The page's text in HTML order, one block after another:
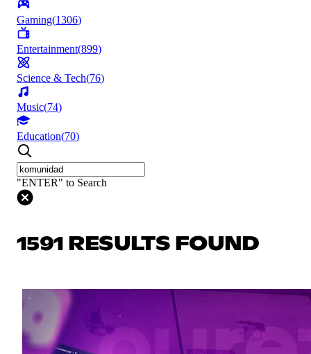
Gaming(1306)
Entertainment(899)
Science & Tech(76)
Music(74)
Education(70)
"ENTER" to Search
1591 RESULTS FOUND